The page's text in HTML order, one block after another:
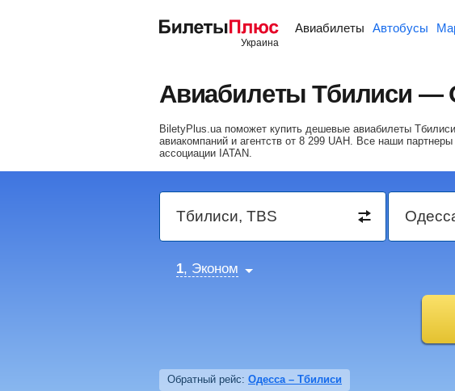
Авиабилеты Автобусы
Авиабилеты Тбилиси —
BiletyPlus.ua поможет купить дешевые авиабилеты
авиакомпаний и агентств от 8 299 UAH . Все наши
ассоциации IATAN.
1, Эконом
Обратный рейс: Одесса – Тбилиси